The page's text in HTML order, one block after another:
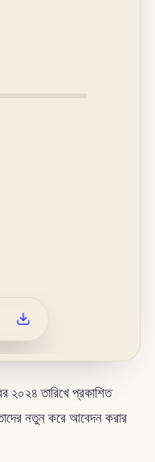
২০২৪ তারিখে প্রকাশিত
নতুন করে আবেদন করার